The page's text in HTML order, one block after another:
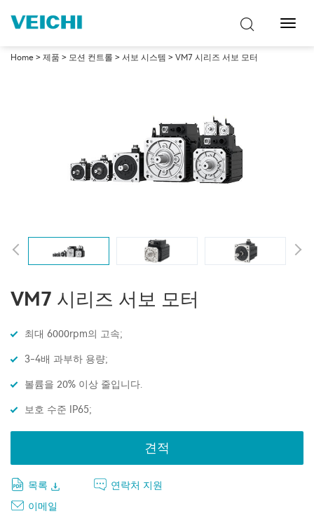
탐
Home > 제품 > 모션 컨트롤 > 서보 시스템 > VM7 시리즈 서보 모터
VM7 시리즈 서보 모터
최대 6000rpm의 고속;
3-4배 과부하 용량;
볼륨을 20% 이상 줄입니다.
보호 수준 IP65;
견적
목록
연락처 지원
이메일